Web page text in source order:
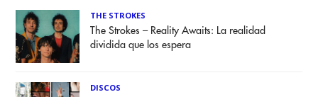
THE STROKES
The Strokes – Reality Awaits: La realidad
dividida que los espera
DISCOS